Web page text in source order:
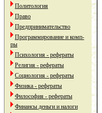
Политология
Право
Предпринимательство
Программирование и комп-
ры
Психология - рефераты
Религия - рефераты
Социология - рефераты
Физика - рефераты
Философия - рефераты
Финансы деньги и налоги